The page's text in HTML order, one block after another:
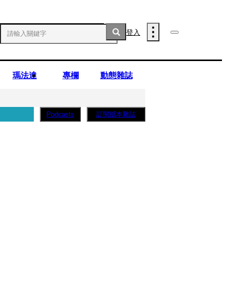
登入
瑪法達 專欄 動態雜誌
Podcasts 訂閱紙本雜誌